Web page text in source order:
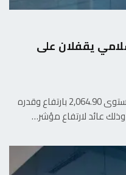
يقفلان على
أقفل مؤشر البحرين العام اليوم عند مستوى 2,064.90 بارتفاع وقدره